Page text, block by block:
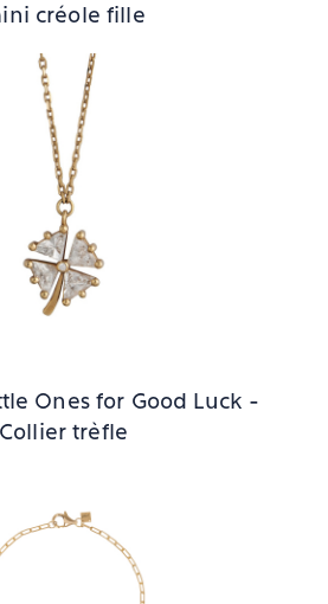
créole fille
Ones for Good Luck -
Collier trèfle